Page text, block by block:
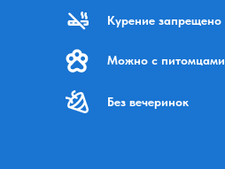
Курение запрещено
Можно с питомцами
Без вечеринок